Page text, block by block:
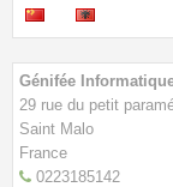
Génifée
29 rue du petit
Saint Malo
France
0223185142